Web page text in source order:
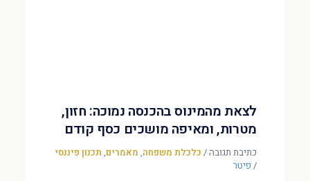
לצאת מהמינוס בהכנסה נמוכה: חזון,
מטרות, ומאיפה מושכים כסף קודם
כתיבת תגובה/ כלכלת משפחה, מאמרים, תכנון פיננסי
/ פיטר